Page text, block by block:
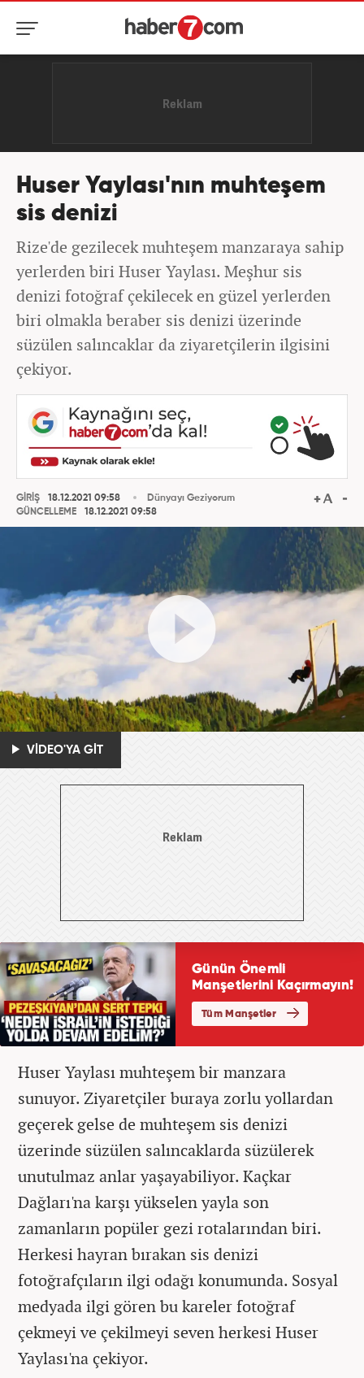
Huser Yaylası'nın muhteşem
sis denizi
Rize'de gezilecek muhteşem manzaraya sahip
yerlerden biri Huser Yaylası. Meşhur sis
denizi fotoğraf çekilecek en güzel yerlerden
biri olmakla beraber sis denizi üzerinde
süzülen salıncaklar da ziyaretçilerin ilgisini
çekiyor.
GİRİŞ
18.12.2021 09:58
GÜNCELLEME
18.12.2021 09:58
Dünyayı Geziyorum
VİDEO'YA GİT
Huser Yaylası muhteşem bir manzara
sunuyor. Ziyaretçiler buraya zorlu yollardan
geçerek gelse de muhteşem sis denizi
üzerinde süzülen salıncaklarda süzülerek
unutulmaz anlar yaşayabiliyor. Kaçkar
Dağları'na karşı yükselen yayla son
zamanların popüler gezi rotalarından biri.
Herkesi hayran bırakan sis denizi
fotoğrafçıların ilgi odağı konumunda. Sosyal
medyada ilgi gören bu kareler fotoğraf
çekmeyi ve çekilmeyi seven herkesi Huser
Yaylası'na çekiyor.